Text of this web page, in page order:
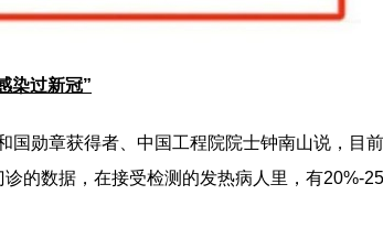
染过新冠”
国勋章获得者、中国工程院院士钟南山说，目
的数据，在接受检测的发热病人里，有20%-